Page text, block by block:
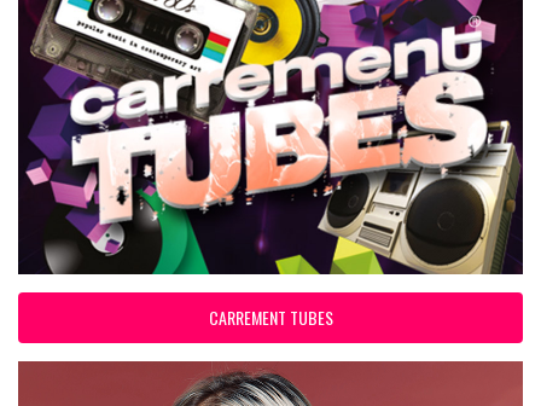
CARREMENT TUBES